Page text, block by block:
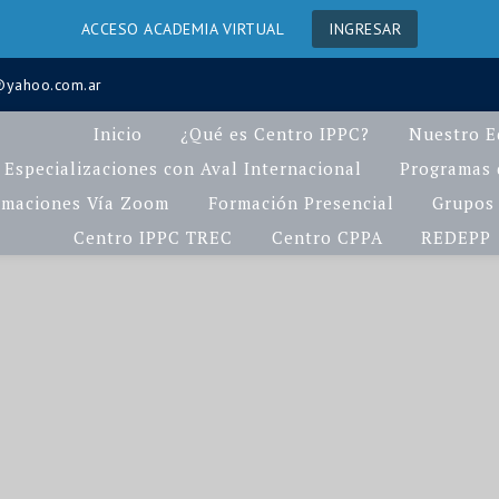
ACCESO ACADEMIA VIRTUAL INGRESAR
Inicio ¿Qué es Centro IPPC?
Nuestro
Especializaciones con Aval Internacional
Vía Zoom
Formación Presencial
Centro IPPC TREC
Centro CPPA REDEPP